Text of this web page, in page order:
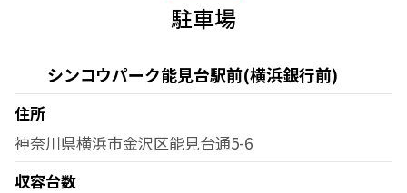
駐車場
シンコウパーク能見台駅前(横浜銀行前)
住所
神奈川県横浜市金沢区能見台通5-6
収容台数